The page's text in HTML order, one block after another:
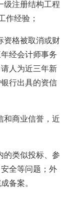
注册结构工程
作经验；
格被取消或财
经会计师事务
人为近三年新
行出具的资信
商业信誉，近
类似投标、参
全等问题；外
备案。